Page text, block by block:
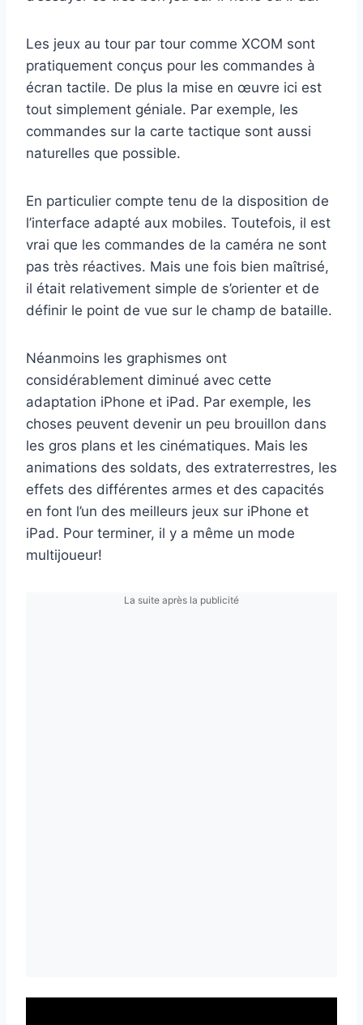
Les jeux au tour par tour comme XCOM sont
pratiquement conçus pour les commandes à
écran tactile. De plus la mise en œuvre ici est
tout simplement géniale. Par exemple, les
commandes sur la carte tactique sont aussi
naturelles que possible.
En particulier compte tenu de la disposition de
l’interface adapté aux mobiles. Toutefois, il est
vrai que les commandes de la caméra ne sont
pas très réactives. Mais une fois bien maîtrisé,
il était relativement simple de s’orienter et de
définir le point de vue sur le champ de bataille.
Néanmoins les graphismes ont
considérablement diminué avec cette
adaptation iPhone et iPad. Par exemple, les
choses peuvent devenir un peu brouillon dans
les gros plans et les cinématiques. Mais les
animations des soldats, des extraterrestres, les
effets des différentes armes et des capacités
en font l’un des meilleurs jeux sur iPhone et
iPad. Pour terminer, il y a même un mode
multijoueur!
La suite après la publicité